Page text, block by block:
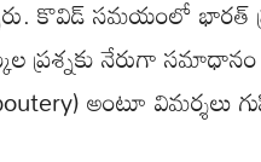
కొవిడ్ సమయంలో భారత్
ప్రశ్నకు నేరుగా
అంటూ విమర్శలు